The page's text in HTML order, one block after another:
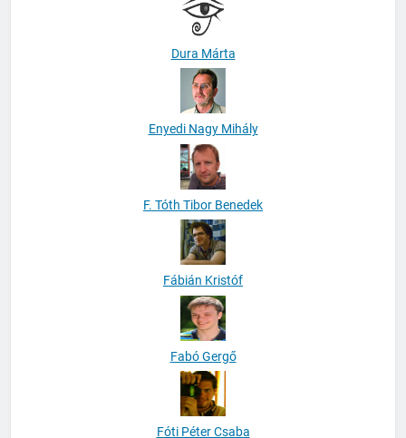
Dura Márta
Enyedi Nagy Mihály
F. Tóth Tibor Benedek
Fábián Kristóf
Fabó Gergő
Fóti Péter Csaba